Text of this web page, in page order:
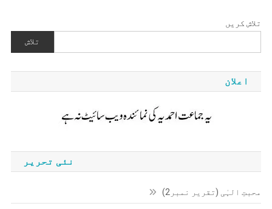
تلاش کریں
تلاش
اعلان
نئی تحریر
محبتِ الہٰی (تقریر نمبر2)